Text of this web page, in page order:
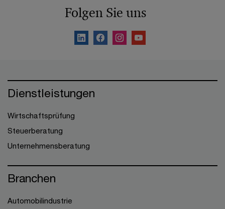
Folgen Sie uns
Dienstleistungen
Wirtschaftsprüfung
Steuerberatung
Unternehmensberatung
Branchen
Automobilindustrie